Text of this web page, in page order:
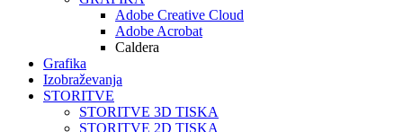
Adobe Creative Cloud
Adobe Acrobat
Caldera
Grafika
Izobraževanja
STORITVE
STORITVE 3D TISKA
STORITVE 2D TISKA